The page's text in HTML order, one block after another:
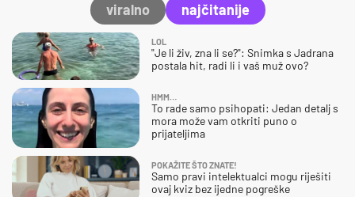
viralno najčitanije
LOL
"Je li živ, zna li se?": Snimka s Jadrana
postala hit, radi li i vaš muž ovo?
HMM…
To rade samo psihopati: Jedan detalj s
mora može vam otkriti puno o
prijateljima
POKAŽITE ŠTO ZNATE!
Samo pravi intelektualci mogu riješiti
ovaj kviz bez ijedne pogreške